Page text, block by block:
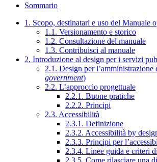
Sommario
1. Scopo, destinatari e uso del Manuale
1.1. Versionamento e storico
1.2. Consultazione del manuale
1.3. Contribuisci al manuale
2. Introduzione al design per i servizi
2.1. Design per l’amministrazione
government)
2.2. L’approccio progettuale
2.2.1. Buone pratiche
2.2.2. Principi
2.3. Accessibilità
2.3.1. Definizione
2.3.2. Accessibilità by
2.3.3. Principi per
2.3.4. Linee guida e criteri
2.3.5. Come rilasciare una